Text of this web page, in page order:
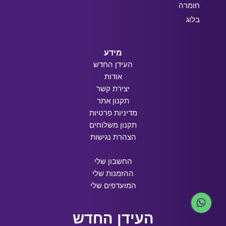
חומרה
בלוג
מידע
העידן החדש
אודות
יצירת קשר
תקנון אתר
מדיניות פרטיות
תקנון משלוחים
הצהרת נגישות
החשבון שלי
ההזמנות שלי
המועדפים שלי
העידן החדש